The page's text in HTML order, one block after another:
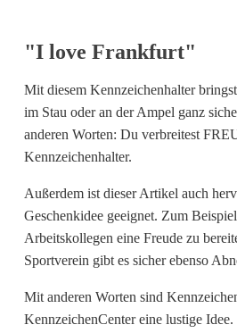
Hessisch gebabbelt
Englisch
I Love...
Ich komme aus und bin...
Fußball
Fliegerwelt
"I love Frankfurt"
Mit diesem Kennzeichenhalter
im Stau oder an der Ampel ganz
anderen Worten: Du verbreitest
Kennzeichenhalter.
Außerdem ist dieser Artikel auch
Geschenkidee geeignet. Zum
Arbeitskollegen eine Freude zu
Sportverein gibt es sicher ebenso
Mit anderen Worten sind
KennzeichenCenter eine lustige